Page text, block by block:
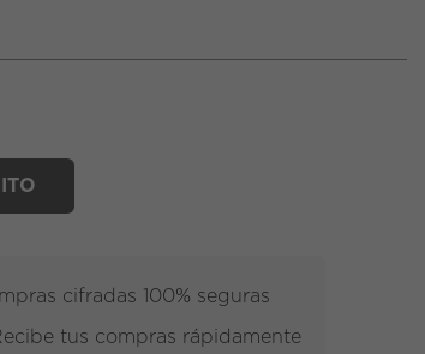
cifradas 100% seguras
tus compras rápidamente